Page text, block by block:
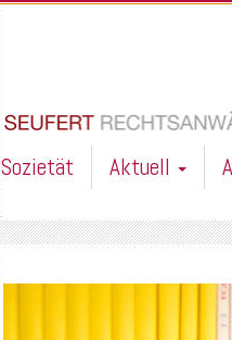
Sozietät Aktuell